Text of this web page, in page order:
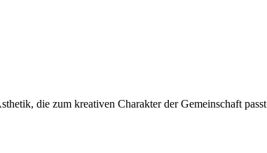
die zum kreativen Charakter der Gemeinschaft